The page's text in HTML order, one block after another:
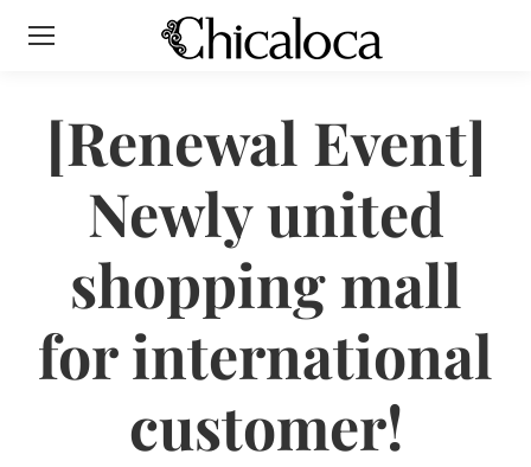
[Renewal Event]
Newly united
shopping mall
for international
customer!